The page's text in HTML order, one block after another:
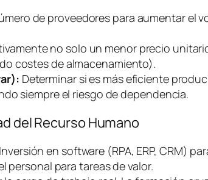
de proveedores para aumentar el
no solo un menor precio
costes de almacenamiento).
Determinar si es más eficiente
siempre el riesgo de dependencia.
del Recurso Humano
Inversión en software (RPA, ERP, CRM)
personal para tareas de valor.